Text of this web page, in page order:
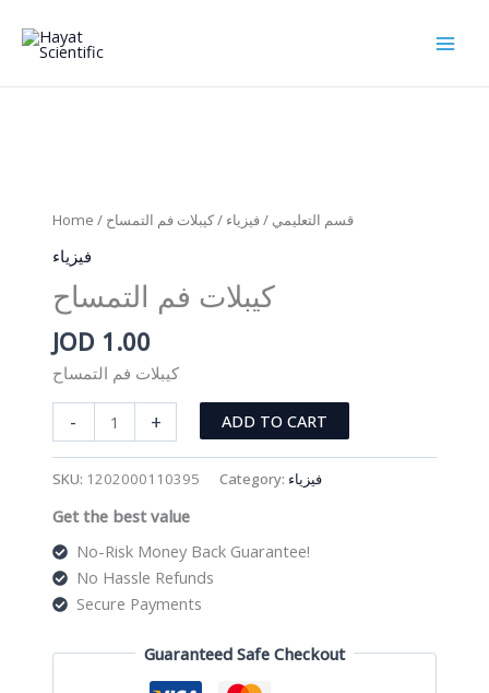
content
Home / قسم التعليمي /فيزياء / كيبلات فم التمساح
فيزياء
كيبلات فم التمساح
JOD 1.00
كيبلات فم التمساح
-
فم
+ ADD TO CART
SKU: 1202000110395 Category: فيزياء
Get the best value
No-Risk Money Back Guarantee!
No Hassle Refunds
Secure Payments
Guaranteed Safe Checkout